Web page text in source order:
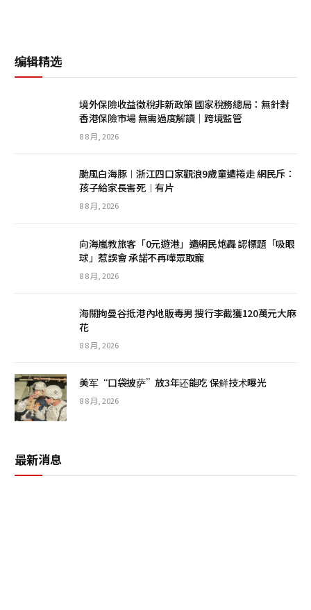
编辑精选
境外保險收益徵稅非新政策 國家稅務總局：無針對
香港保險市場 無需過度解讀｜跨境監管
8 8 月, 2026
颱風白海豚︱浙江四口家觀浪9歲童遭捲走 網民斥：
孩子給家長害死︱有片
8 8 月, 2026
向海嵐教旅客「0元遊港」遭網民炮轟 認標題「吸眼
球」惹誤會 承諾不再嘩眾取寵
8 8 月, 2026
海關拘曼谷抵港內地販毒男 搜行李截獲120萬元大麻
花
8 8 月, 2026
美军“口袋披萨”放3年还能吃 保鲜技术曝光
8 8 月, 2026
最新消息